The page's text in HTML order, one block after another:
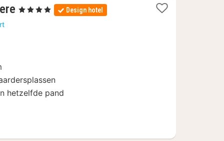
1
, 4 Sterren Design hotel
hetzelfde pand